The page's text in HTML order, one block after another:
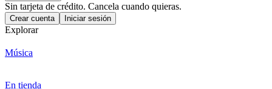
Sin tarjeta de crédito. Cancela cuando quieras.
Crear cuenta Iniciar sesión
Explorar
Música
En tienda